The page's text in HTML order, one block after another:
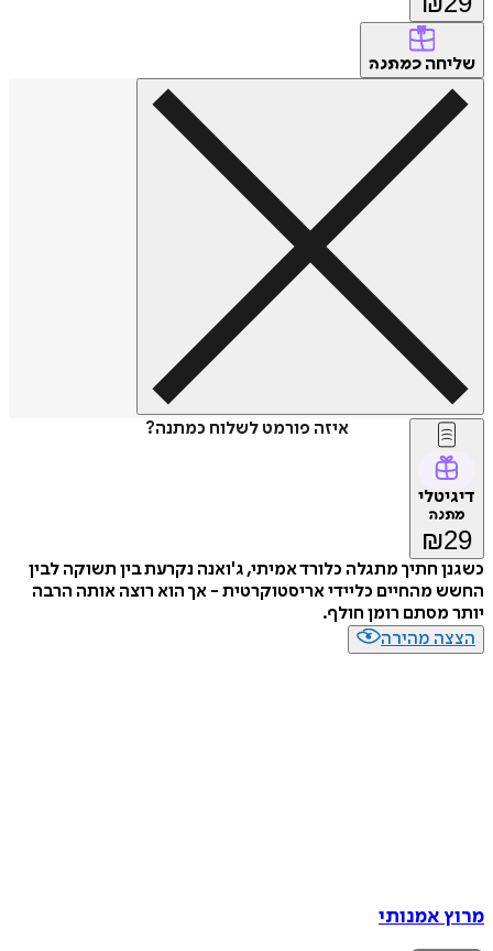
שליחה כמתנה
איזה פורמט לשלוח כמתנה?
דיגיטלי
מתנה
₪29
כשגנן חתיך מתגלה כלורד אמיתי, ג'ואנה נקרעת בין תשוקה לבין
החשש מהחיים כליידי אריסטוקרטית - אך הוא רוצה אותה הרבה
יותר מסתם רומן חולף.
הצצה מהירה
מרוץ אמנותי